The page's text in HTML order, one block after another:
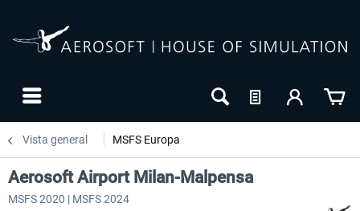
Vista general MSFS Europa
Aerosoft Airport Milan-Malpensa
MSFS 2020 | MSFS 2024